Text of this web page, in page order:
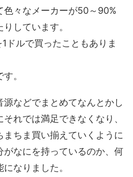
色々なメーカーが50～90%
しています。
ドルで買ったこともありま
。
などでまとめてなんとかし
れでは満足できなくなり、
まちま買い揃えていくように
がなにを持っているのか、何
なりました。